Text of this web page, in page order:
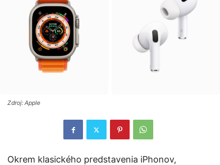
Zdroj: Apple
Okrem klasického predstavenia iPhonov,